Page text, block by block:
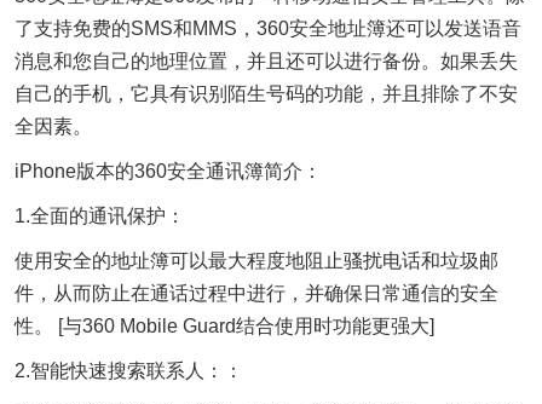
了支持免费的SMS和MMS，360安全地址簿还可以发送语音
消息和您自己的地理位置，并且还可以进行备份。如果丢失
自己的手机，它具有识别陌生号码的功能，并且排除了不安
全因素。
iPhone版本的360安全通讯簿简介：
1.全面的通讯保护：
使用安全的地址簿可以最大程度地阻止骚扰电话和垃圾邮
件，从而防止在通话过程中进行，并确保日常通信的安全
性。 [与360 Mobile Guard结合使用时功能更强大]
2.智能快速搜索联系人：：